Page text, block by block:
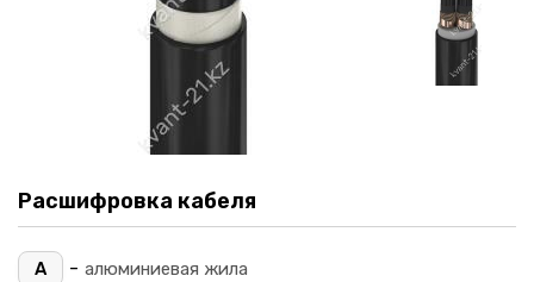
Расшифровка кабеля
А - алюминиевая жила